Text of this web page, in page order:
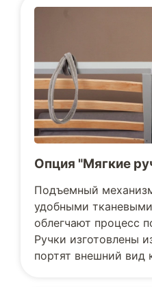
Опция "Мягкие
Подъемный
удобными
облегчают процесс
Ручки изготовлены
портят внешний вид